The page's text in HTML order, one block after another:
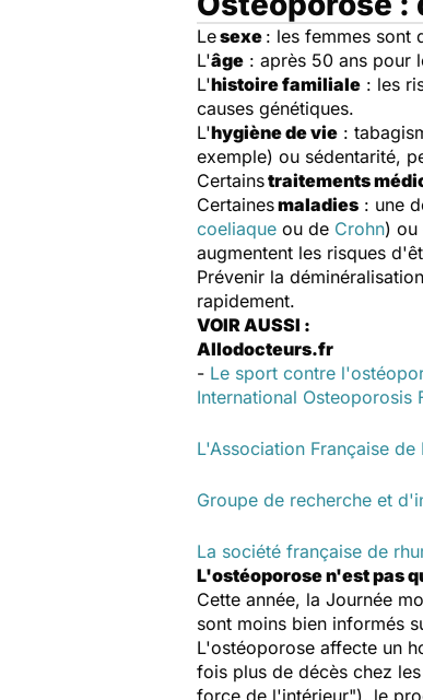
Lesexe : les femmes sont
L'âge : après 50 ans pour
L'histoire familiale : les
causes génétiques.
L'hygiène de vie :
exemple) ou sédentarité,
Certainstraitements
Certainesmaladies : une
coeliaque ou de Crohn) ou
augmentent les risques
Prévenir la
rapidement.
VOIR AUSSI :
Allodocteurs.fr
- Le sport contre
International Osteoporosis
L'Association Française de
Groupe de recherche et
La société française de
L'ostéoporose n'est pas
Cette année, la Journée
sont moins bien informés
L'ostéoporose affecte un
fois plus de décès chez
force de l'intérieur"), le